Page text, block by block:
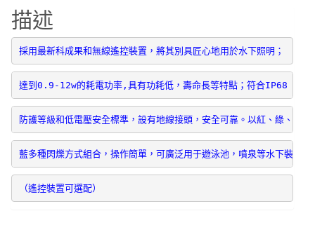
明
燈
30
公
分
數
描述
採用最新科成果和無線遙控裝置，將其別具匠心地用於水下照明；
達到0.9-12w的耗電功率,具有功耗低，壽命長等特點；符合IP68
防護等級和低電壓安全標準，設有地線接頭，安全可靠。以紅、綠、
藍多種閃爍方式組合，操作簡單，可廣泛用于遊泳池，噴泉等水下裝飾。